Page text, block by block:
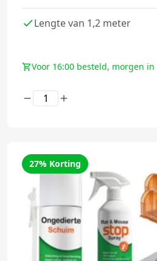
Lengte van 1,2 meter
Voor 16:00 besteld, morgen in
27% Korting